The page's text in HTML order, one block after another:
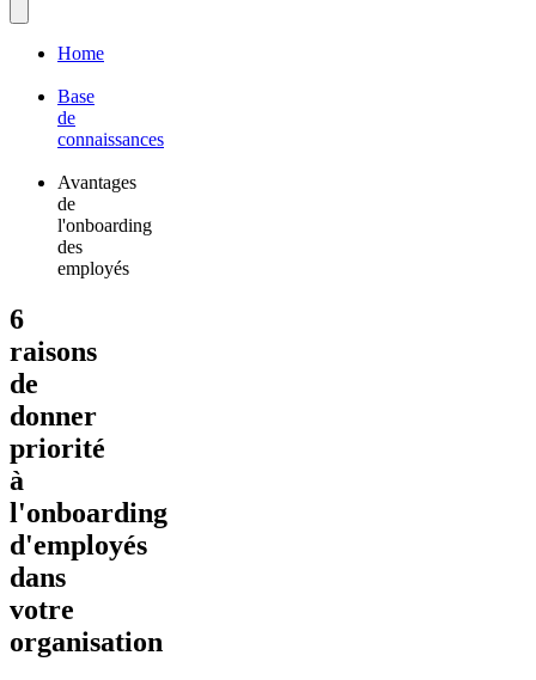
Home
Base
de
connaissances
Avantages
de
l'onboarding
des
employés
6
raisons
de
donner
priorité
à
l'onboarding
d'employés
dans
votre
organisation